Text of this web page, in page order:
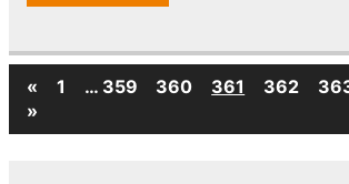
« 1 … 359 360 361 362
»